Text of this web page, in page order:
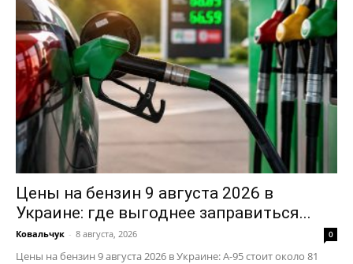
Цены на бензин 9 августа 2026 в
Украине: где выгоднее заправиться...
Ковальчук - 8 августа, 2026 0
Цены на бензин 9 августа 2026 в Украине: А-95 стоит около 81